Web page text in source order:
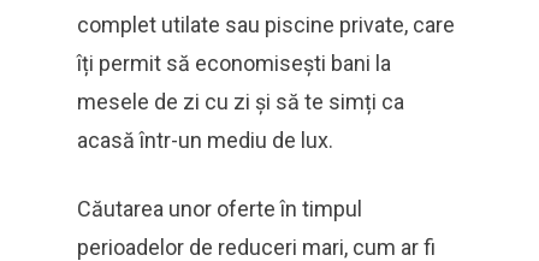
complet utilate sau piscine private, care
îți permit să economisești bani la
mesele de zi cu zi și să te simți ca
acasă într-un mediu de lux.
Căutarea unor oferte în timpul
perioadelor de reduceri mari, cum ar fi